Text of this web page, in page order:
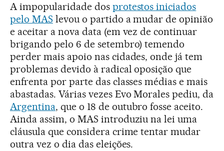
A impopularidade dos protestos iniciados
pelo MAS levou o partido a mudar de opinião
e aceitar a nova data (em vez de continuar
brigando pelo 6 de setembro) temendo
perder mais apoio nas cidades, onde já tem
problemas devido à radical oposição que
enfrenta por parte das classes médias e mais
abastadas. Várias vezes Evo Morales pediu, da
Argentina, que o 18 de outubro fosse aceito.
Ainda assim, o MAS introduziu na lei uma
cláusula que considera crime tentar mudar
outra vez o dia das eleições.